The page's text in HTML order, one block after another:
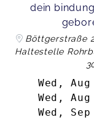
dein
Böttgerstraße
Haltestelle
Wed,
Wed,
Wed,